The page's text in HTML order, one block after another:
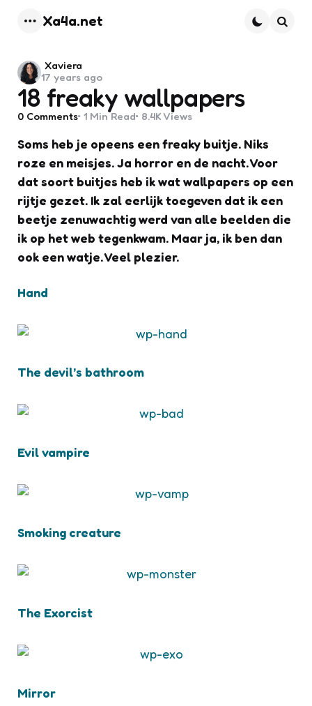
Xa4a.net
18 freaky wallpapers
Posted
by
Xaviera
17 years ago
0 Comments 1 Min Read 8.4K Views
Soms heb je opeens een freaky buitje. Niks
roze en meisjes. Ja horror en de nacht. Voor
dat soort buitjes heb ik wat wallpapers op een
rijtje gezet. Ik zal eerlijk toegeven dat ik een
beetje zenuwachtig werd van alle beelden die
ik op het web tegenkwam. Maar ja, ik ben dan
ook een watje. Veel plezier.
Hand
The devil’s bathroom
Evil vampire
Smoking creature
The Exorcist
Mirror